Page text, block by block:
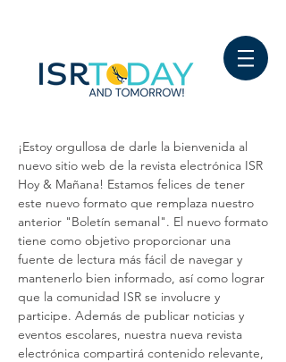
¡Estoy orgullosa de darle la bienvenida al
nuevo sitio web de la revista electrónica ISR
Hoy & Mañana! Estamos felices de tener
este nuevo formato que remplaza nuestro
anterior "Boletín semanal". El nuevo formato
tiene como objetivo proporcionar una
fuente de lectura más fácil de navegar y
mantenerlo bien informado, así como lograr
que la comunidad ISR se involucre y
participe. Además de publicar noticias y
eventos escolares, nuestra nueva revista
electrónica compartirá contenido relevante,